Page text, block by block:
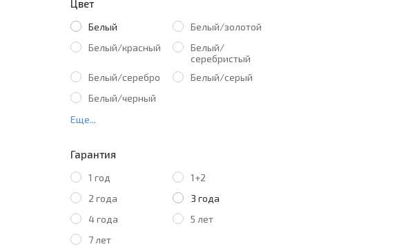
Цвет
Белый
Белый/золотой
Белый/красный
Белый/
серебристый
Белый/серебро
Белый/серый
Белый/черный
Еще...
Гарантия
1 год
1+2
2 года
3 года
4 года
5 лет
7 лет